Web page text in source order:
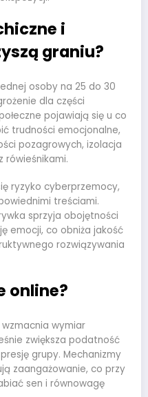
i
graniu?
osoby na 25 do 30
dla części
pojawiają się u co
trudności emocjonalne,
pozagrowych, izolacja
rówieśnikami.
ryzyko cyberprzemocy,
treściami.
sprzyja obojętności
emocji, co obniża jakość
rozwiązywania
online?
wymiar
zwiększa podatność
grupy. Mechanizmy
zaangażowanie, co przy
sen i równowagę